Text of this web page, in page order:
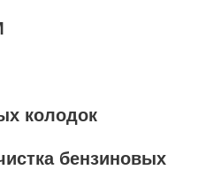
колодок
бензиновых